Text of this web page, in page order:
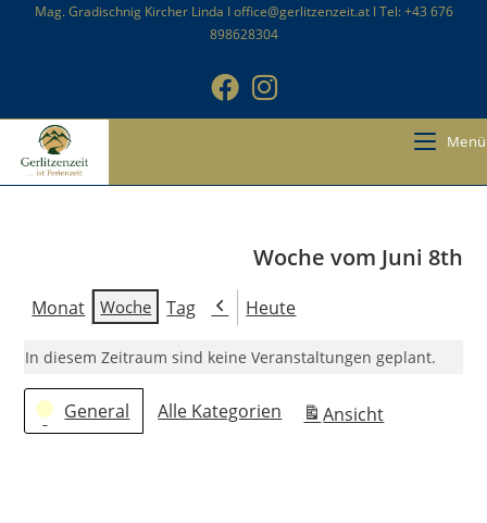
Mag. Gradischnig Kircher Linda I office@gerlitzenzeit.at I Tel: +43 676
898628304
Menü
Woche vom Juni 8th
Monat Woche Tag ZurückHeute
In diesem Zeitraum sind keine Veranstaltungen geplant.
KategorienGeneral Alle Kategorien Ansicht
ausdrucken